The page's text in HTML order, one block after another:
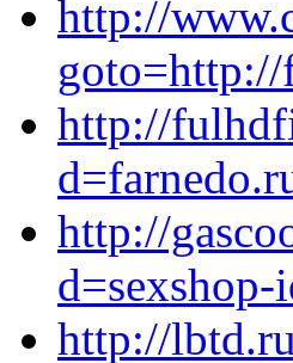
http://
http://
http://
d=sexshop-
http://